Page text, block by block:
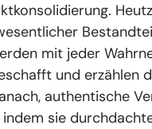
mit jeder
und erzählen
authentische
sie